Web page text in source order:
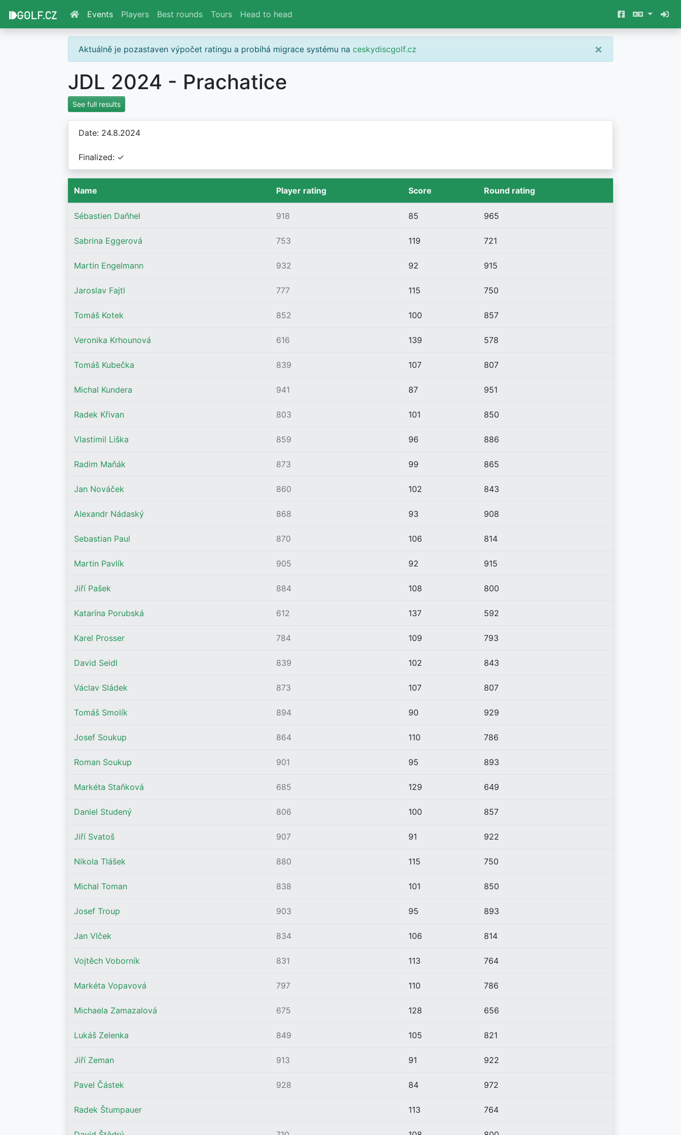
Events Players Best rounds Tours Head to head
Aktuálně je pozastaven výpočet ratingu a probíhá migrace systému na ceskydiscgolf.cz ×
JDL 2024 - Prachatice
See full results
Date: 24.8.2024
Finalized: ✓
Name Player rating Score Round rating
Sébastien Daňhel 918 85 965
Sabrina Eggerová 753 119 721
Martin Engelmann 932 92 915
Jaroslav Fajtl 777 115 750
Tomáš Kotek 852 100 857
Veronika Krhounová 616 139 578
Tomáš Kubečka 839 107 807
Michal Kundera 941 87 951
Radek Křivan 803 101 850
Vlastimil Liška 859 96 886
Radim Maňák 873 99 865
Jan Nováček 860 102 843
Alexandr Nádaský 868 93 908
Sebastian Paul 870 106 814
Martin Pavlík 905 92 915
Jiří Pašek 884 108 800
Katarína Porubská 612 137 592
Karel Prosser 784 109 793
David Seidl 839 102 843
Václav Sládek 873 107 807
Tomáš Smolík 894 90 929
Josef Soukup 864 110 786
Roman Soukup 901 95 893
Markéta Staňková 685 129 649
Daniel Studený 806 100 857
Jiří Svatoš 907 91 922
Nikola Tlášek 880 115 750
Michal Toman 838 101 850
Josef Troup 903 95 893
Jan Vlček 834 106 814
Vojtěch Voborník 831 113 764
Markéta Vopavová 797 110 786
Michaela Zamazalová 675 128 656
Lukáš Zelenka 849 105 821
Jiří Zeman 913 91 922
Pavel Částek 928 84 972
Radek Štumpauer 113 764